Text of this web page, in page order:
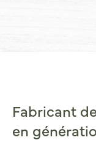
Fabricant
en